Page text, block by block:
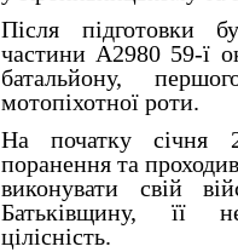
Після підготовки
частини А2980 59-ї
батальйону,
мотопіхотної роти.
На початку січня
поранення та
виконувати свій
Батьківщину, її
цілісність.